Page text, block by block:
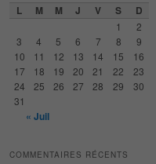
L M M J V S D
1
2
3
4 5 6 7 8
9
10
11 12 13 14 15
16
17
18 19 20 21 22
23
24
25 26 27 28 29
30
31
« Juil
COMMENTAIRES RÉCENTS